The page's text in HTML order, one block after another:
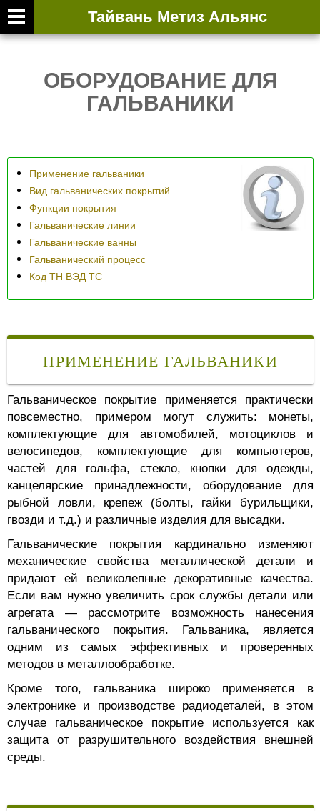
Тайвань Метиз АльянсВТОРИЧНАЯ
ОБОРУДОВАНИЕ ДЛЯ
ГАЛЬВАНИКИ
Применение гальваники
Вид гальванических покрытий
Функции покрытия
Гальванические линии
Гальванические ванны
Гальванический процесс
Код ТН ВЭД ТС
ПРИМЕНЕНИЕ ГАЛЬВАНИКИ
Гальваническое покрытие применяется практически
повсеместно, примером могут служить: монеты,
комплектующие для автомобилей, мотоциклов и
велосипедов, комплектующие для компьютеров,
частей для гольфа, стекло, кнопки для одежды,
канцелярские принадлежности, оборудование для
рыбной ловли, крепеж (болты, гайки бурильщики,
гвозди и т.д.) и различные изделия для высадки.
Гальванические покрытия кардинально изменяют
механические свойства металлической детали и
придают ей великолепные декоративные качества.
Если вам нужно увеличить срок службы детали или
агрегата — рассмотрите возможность нанесения
гальванического покрытия. Гальваника, является
одним из самых эффективных и проверенных
методов в металлообработке.
Кроме того, гальваника широко применяется в
электронике и производстве радиодеталей, в этом
случае гальваническое покрытие используется как
защита от разрушительного воздействия внешней
среды.